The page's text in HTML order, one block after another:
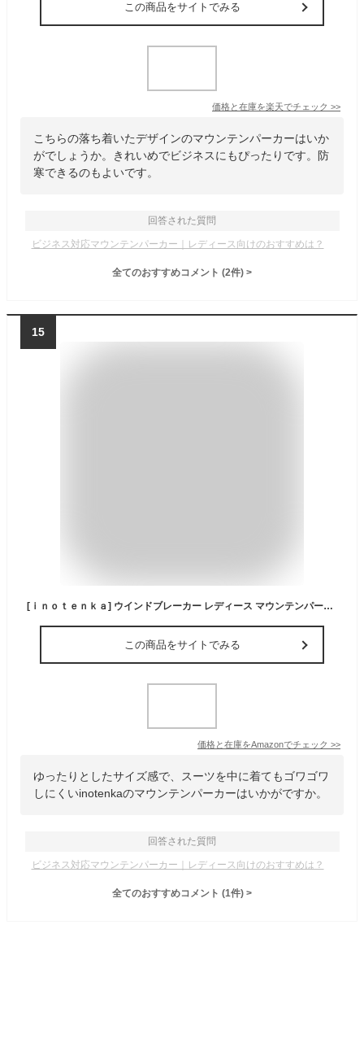
この商品をサイトでみる
価格と在庫を楽天でチェック >>
こちらの落ち着いたデザインのマウンテンパーカーはいか
がでしょうか。きれいめでビジネスにもぴったりです。防
寒できるのもよいです。
回答された質問
ビジネス対応マウンテンパーカー｜レディース向けのおすすめは？
全てのおすすめコメント (2件) >
15
[ｉｎｏｔｅｎｋａ] ウインドブレーカー レディース マウンテンパーカー ブルゾン 撥水 防風 ゆったり ジャケット 大きいサイズ 春 秋 登山 アウター 軽量 男女兼用(M ブラック)
この商品をサイトでみる
価格と在庫をAmazonでチェック >>
ゆったりとしたサイズ感で、スーツを中に着てもゴワゴワ
しにくいinotenkaのマウンテンパーカーはいかがですか。
回答された質問
ビジネス対応マウンテンパーカー｜レディース向けのおすすめは？
全てのおすすめコメント (1件) >